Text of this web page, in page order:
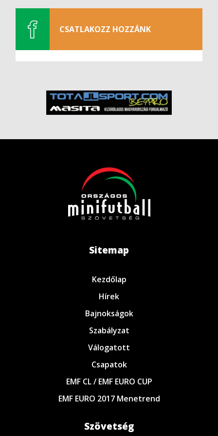
CSATLAKOZZ HOZZÁNK
Sitemap
Kezdőlap
Hírek
Bajnokságok
Szabályzat
Válogatott
Csapatok
EMF CL / EMF EURO CUP
EMF EURO 2017 Menetrend
Szövetség